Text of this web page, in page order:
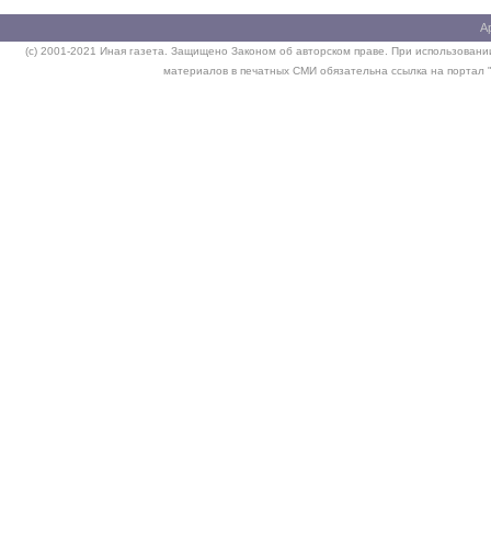
(c) 2001-2021 Иная газета. Защищено Законом об авторском праве. При
материалов в печатных СМИ обязательна ссылка на